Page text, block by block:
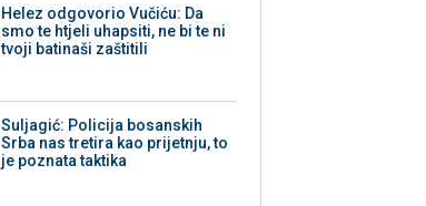
Helez odgovorio Vučiću: Da
smo te htjeli uhapsiti, ne bi te ni
tvoji batinaši zaštitili
Suljagić: Policija bosanskih
Srba nas tretira kao prijetnju, to
je poznata taktika